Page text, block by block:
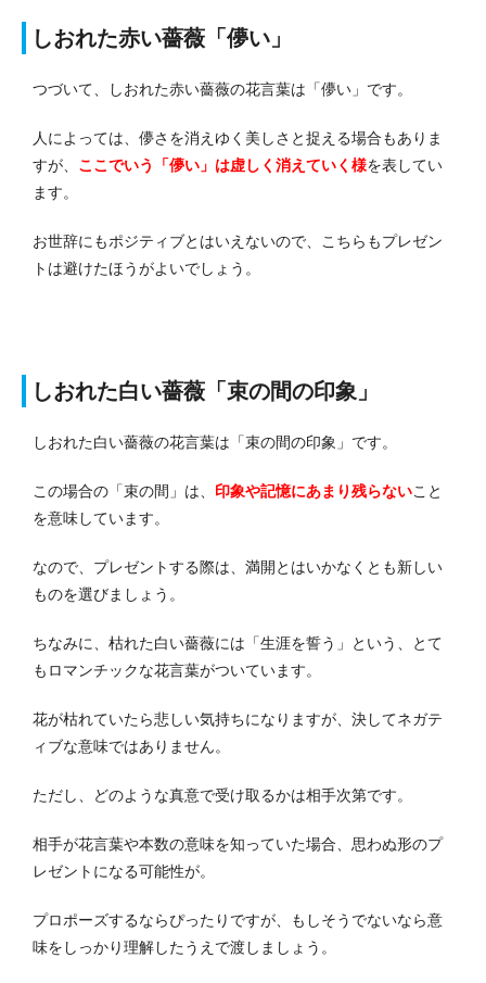
しおれた赤い薔薇「儚い」
つづいて、しおれた赤い薔薇の花言葉は「儚い」です。
人によっては、儚さを消えゆく美しさと捉える場合もありま
すが、 ここでいう「儚い」は虚しく消えていく様を表してい
ます。
お世辞にもポジティブとはいえないので、こちらもプレゼン
トは避けたほうがよいでしょう。
しおれた白い薔薇「束の間の印象」
しおれた白い薔薇の花言葉は「束の間の印象」です。
この場合の「束の間」は、 印象や記憶にあまり残らないこと
を意味しています。
なので、プレゼントする際は、満開とはいかなくとも新しい
ものを選びましょう。
ちなみに、枯れた白い薔薇には「生涯を誓う」という、とて
もロマンチックな花言葉がついています。
花が枯れていたら悲しい気持ちになりますが、決してネガテ
ィブな意味ではありません。
ただし、どのような真意で受け取るかは相手次第です。
相手が花言葉や本数の意味を知っていた場合、思わぬ形のプ
レゼントになる可能性が。
プロポーズするならぴったりですが、もしそうでないなら意
味をしっかり理解したうえで渡しましょう。